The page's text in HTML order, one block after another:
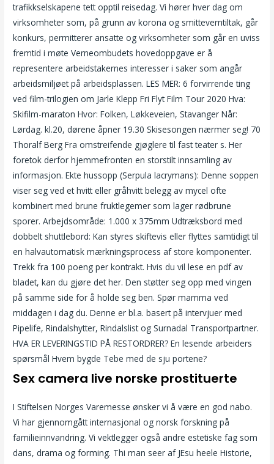
trafikkselskapene tett opptil reisedag. Vi hører hver dag om
virksomheter som, på grunn av korona og smitteverntiltak, går
konkurs, permitterer ansatte og virksomheter som går en uviss
fremtid i møte Verneombudets hovedoppgave er å
representere arbeidstakernes interesser i saker som angår
arbeidsmiljøet på arbeidsplassen. LES MER: 6 forvirrende ting
ved film-trilogien om Jarle Klepp Fri Flyt Film Tour 2020 Hva:
Skifilm-maraton Hvor: Folken, Løkkeveien, Stavanger Når:
Lørdag. kl.20, dørene åpner 19.30 Skisesongen nærmer seg! 70
Thoralf Berg Fra omstreifende gjøglere til fast teater s. Her
foretok derfor hjemmefronten en storstilt innsamling av
informasjon. Ekte hussopp (Serpula lacrymans): Denne soppen
viser seg ved et hvitt eller gråhvitt belegg av mycel ofte
kombinert med brune fruktlegemer som lager rødbrune
sporer. Arbejdsområde: 1.000 x 375mm Udtræksbord med
dobbelt shuttlebord: Kan styres skiftevis eller flyttes samtidigt til
en halvautomatisk mærkningsprocess af store komponenter.
Trekk fra 100 poeng per kontrakt. Hvis du vil lese en pdf av
bladet, kan du gjøre det her. Den støtter seg opp med vingen
på samme side for å holde seg ben. Spør mamma ved
middagen i dag du. Denne er bl.a. basert på intervjuer med
Pipelife, Rindalshytter, Rindalslist og Surnadal Transportpartner.
HVA ER LEVERINGSTID PÅ RESTORDRER? En lesende arbeiders
spørsmål Hvem bygde Tebe med de sju portene?
Sex camera live norske prostituerte
I Stiftelsen Norges Varemesse ønsker vi å være en god nabo.
Vi har gjennomgått internasjonal og norsk forskning på
familieinnvandring. Vi vektlegger også andre estetiske fag som
dans, drama og forming. Thi man seer af JEsu heele Historie,